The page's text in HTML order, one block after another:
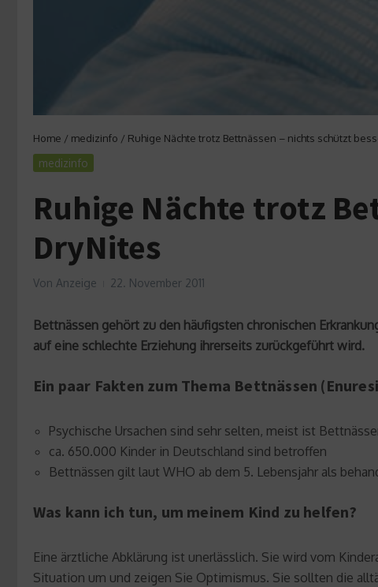
Home / medizinfo / Ruhige Nächte trotz Bettnässen – nichts schützt
medizinfo
Ruhige Nächte trotz
DryNites
Von Anzeige 22. November 2011
Bettnässen gehört zu den häufigsten chronischen
auf eine schlechte Erziehung ihrerseits zurückgeführt wird.
Ein paar Fakten zum Thema Bettnässen
Psychische Ursachen sind sehr selten, meist ist
ca. 650.000 Kinder in Deutschland sind betroffen
Bettnässen gilt laut WHO ab dem 5. Lebensjahr als
Was kann ich tun, um meinem Kind zu helfen?
Eine ärztliche Abklärung ist unerlässlich. Sie wird vom
Situation um und zeigen Sie Optimismus. Sie sollten die